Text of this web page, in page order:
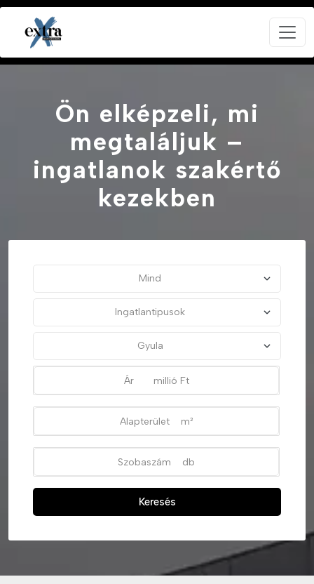
Ön elképzeli, mi
megtaláljuk –
ingatlanok szakértő
kezekben
Keresés